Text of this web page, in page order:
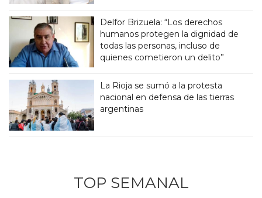
Delfor Brizuela: “Los derechos
humanos protegen la dignidad de
todas las personas, incluso de
quienes cometieron un delito”
La Rioja se sumó a la protesta
nacional en defensa de las tierras
argentinas
TOP SEMANAL